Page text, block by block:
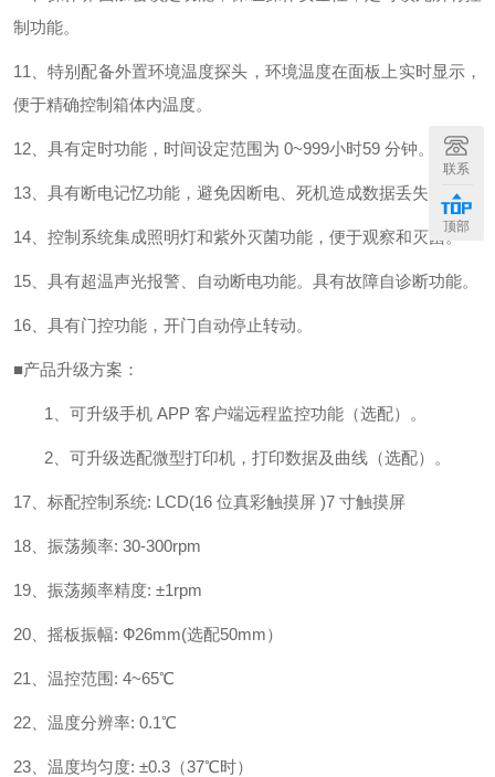
制功能。
11 、特别配备外置环境温度探头，环境温度在面板上实时显示，
便于精确控制箱体内温度。
12 具有定时功能，时间设定范围为 0~999小时59 分钟。
13 具有断电记忆功能，避免因断电、死机造成数据丢失。
14 控制系统集成照明灯和紫外灭菌功能，便于观察和灭菌。
15 具有超温声光报警、自动断电功能。具有故障自诊断功能。
16 具有门控功能，开门自动停止转动。
■产品升级方案：
1 、可升级手机 APP 客户端远程监控功能（选配）。
2 、可升级选配微型打印机，打印数据及曲线（选配）。
17 标配控制系统: LCD(16 位真彩触摸屏 )7 寸触摸屏
18 振荡频率: 30-300rpm
19 振荡频率精度: ±1rpm
20 摇板振幅: Ф26mm(选配50mm）
21 温控范围 : 4~65℃
22 温度分辨率: 0.1℃
23 温度均匀度: ±0.3 （37℃时）
联系
顶部